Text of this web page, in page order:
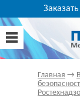
Главная →